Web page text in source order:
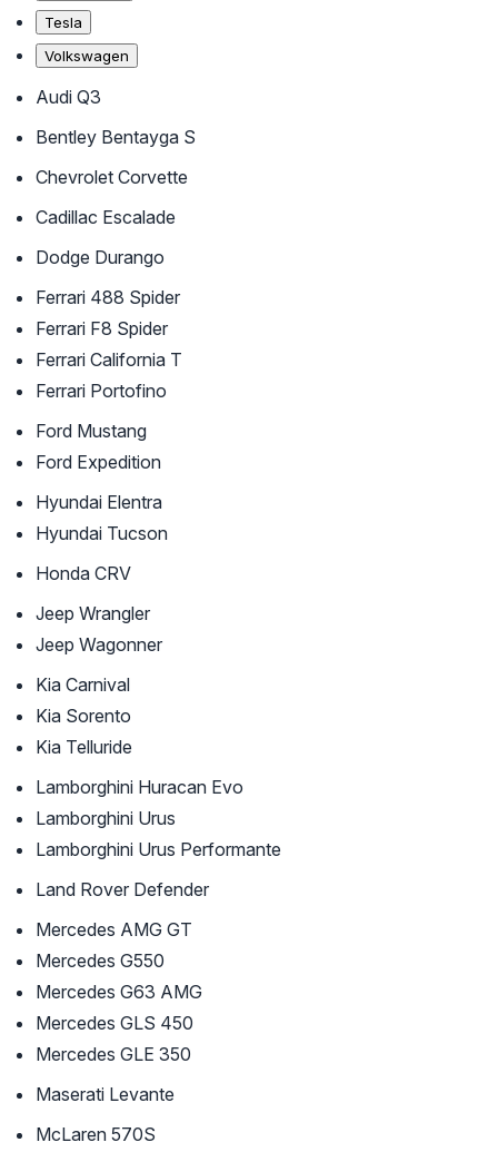
Tesla
Volkswagen
Audi Q3
Bentley Bentayga S
Chevrolet Corvette
Cadillac Escalade
Dodge Durango
Ferrari 488 Spider
Ferrari F8 Spider
Ferrari California T
Ferrari Portofino
Ford Mustang
Ford Expedition
Hyundai Elentra
Hyundai Tucson
Honda CRV
Jeep Wrangler
Jeep Wagonner
Kia Carnival
Kia Sorento
Kia Telluride
Lamborghini Huracan Evo
Lamborghini Urus
Lamborghini Urus Performante
Land Rover Defender
Mercedes AMG GT
Mercedes G550
Mercedes G63 AMG
Mercedes GLS 450
Mercedes GLE 350
Maserati Levante
McLaren 570S